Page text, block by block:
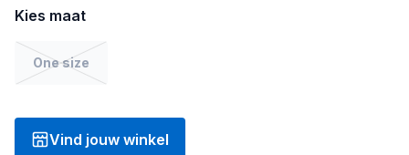
Kies maat
One size
Vind jouw winkel